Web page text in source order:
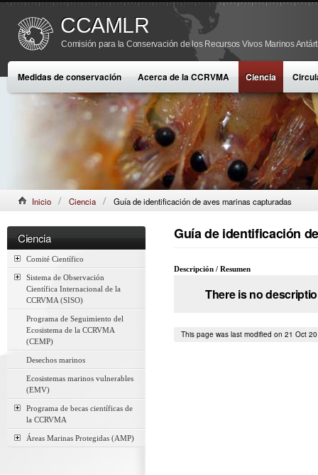
CCAMLR
Comisión para la Conservación de los Recursos Vivos Marinos
Medidas de conservación Acerca de la CCRVMA Ciencia
Inicio Ciencia Guía de identificación de aves marinas capturadas
Ciencia
Comité Científico
Sistema de Observación
Científica Internacional de la
CCRVMA (SISO)
Programa de Seguimiento del
Ecosistema de la CCRVMA
(CEMP)
Desechos marinos
Ecosistemas marinos vulnerables
(EMV)
Programa de becas científicas de
la CCRVMA
Áreas Marinas Protegidas (AMP)
Guía de identificación
Descripción / Resumen
There is no
This page was last modified on 21 Oct